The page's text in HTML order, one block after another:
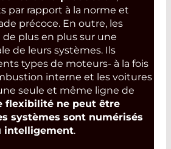
par rapport à la norme et
précoce. En outre, les
plus en plus sur une
de leurs systèmes. Ils
types de moteurs- à la fois
interne et les voitures
seule et même ligne de
flexibilité ne peut être
systèmes sont numérisés
intelligement.